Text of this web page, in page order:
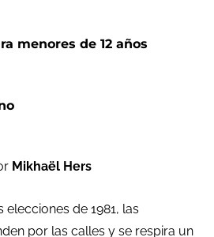
menores de 12 años
Mikhaël Hers
elecciones de 1981, las
por las calles y se respira un